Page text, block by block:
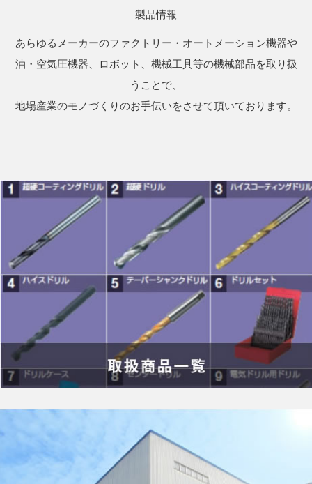
製品情報
あらゆるメーカーのファクトリー・オートメーション機器や
油・空気圧機器、ロボット、機械工具等の機械部品を取り扱
うことで、
地場産業のモノづくりのお手伝いをさせて頂いております。